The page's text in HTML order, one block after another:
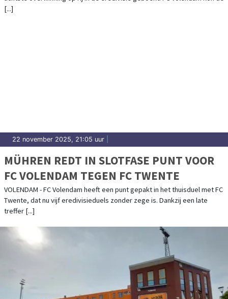
[...]
22 november 2025, 21:05 uur
MÜHREN REDT IN SLOTFASE PUNT VOOR
FC VOLENDAM TEGEN FC TWENTE
VOLENDAM - FC Volendam heeft een punt gepakt in het thuisduel met FC
Twente, dat nu vijf eredivisieduels zonder zege is. Dankzij een late
treffer [...]